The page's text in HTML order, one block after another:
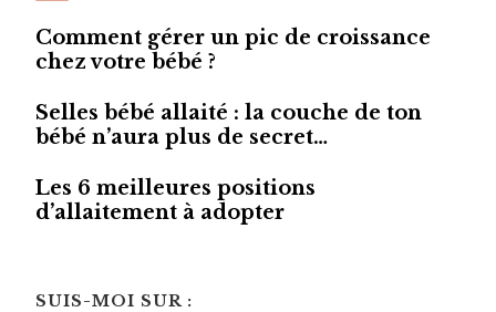
Comment gérer un pic de croissance
chez votre bébé ?
Selles bébé allaité : la couche de ton
bébé n’aura plus de secret…
Les 6 meilleures positions
d’allaitement à adopter
SUIS-MOI SUR :